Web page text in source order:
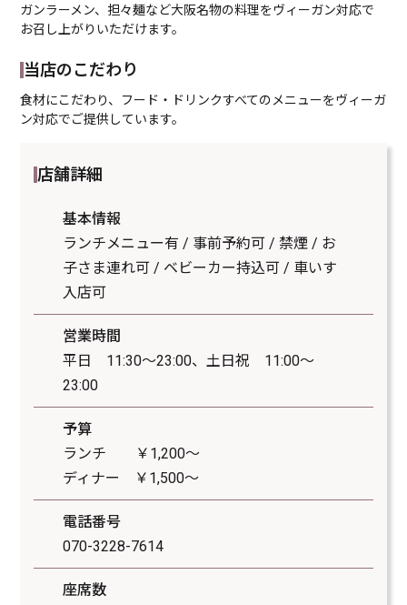
ガンラーメン、担々麺など大阪名物の料理をヴィーガン対応で
お召し上がりいただけます。
当店のこだわり
食材にこだわり、フード・ドリンクすべてのメニューをヴィーガ
ン対応でご提供しています。
店舗詳細
基本情報
ランチメニュー有 / 事前予約可 / 禁煙 / お
子さま連れ可 / ベビーカー持込可 / 車いす
入店可
営業時間
平日 11:30～23:00、土日祝 11:00～
23:00
予算
ランチ ￥1,200～
ディナー ￥1,500～
電話番号
070-3228-7614
座席数